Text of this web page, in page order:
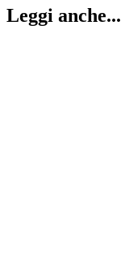
Leggi anche...